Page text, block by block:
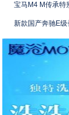
宝马M4 M传承特
新款国产奔驰E